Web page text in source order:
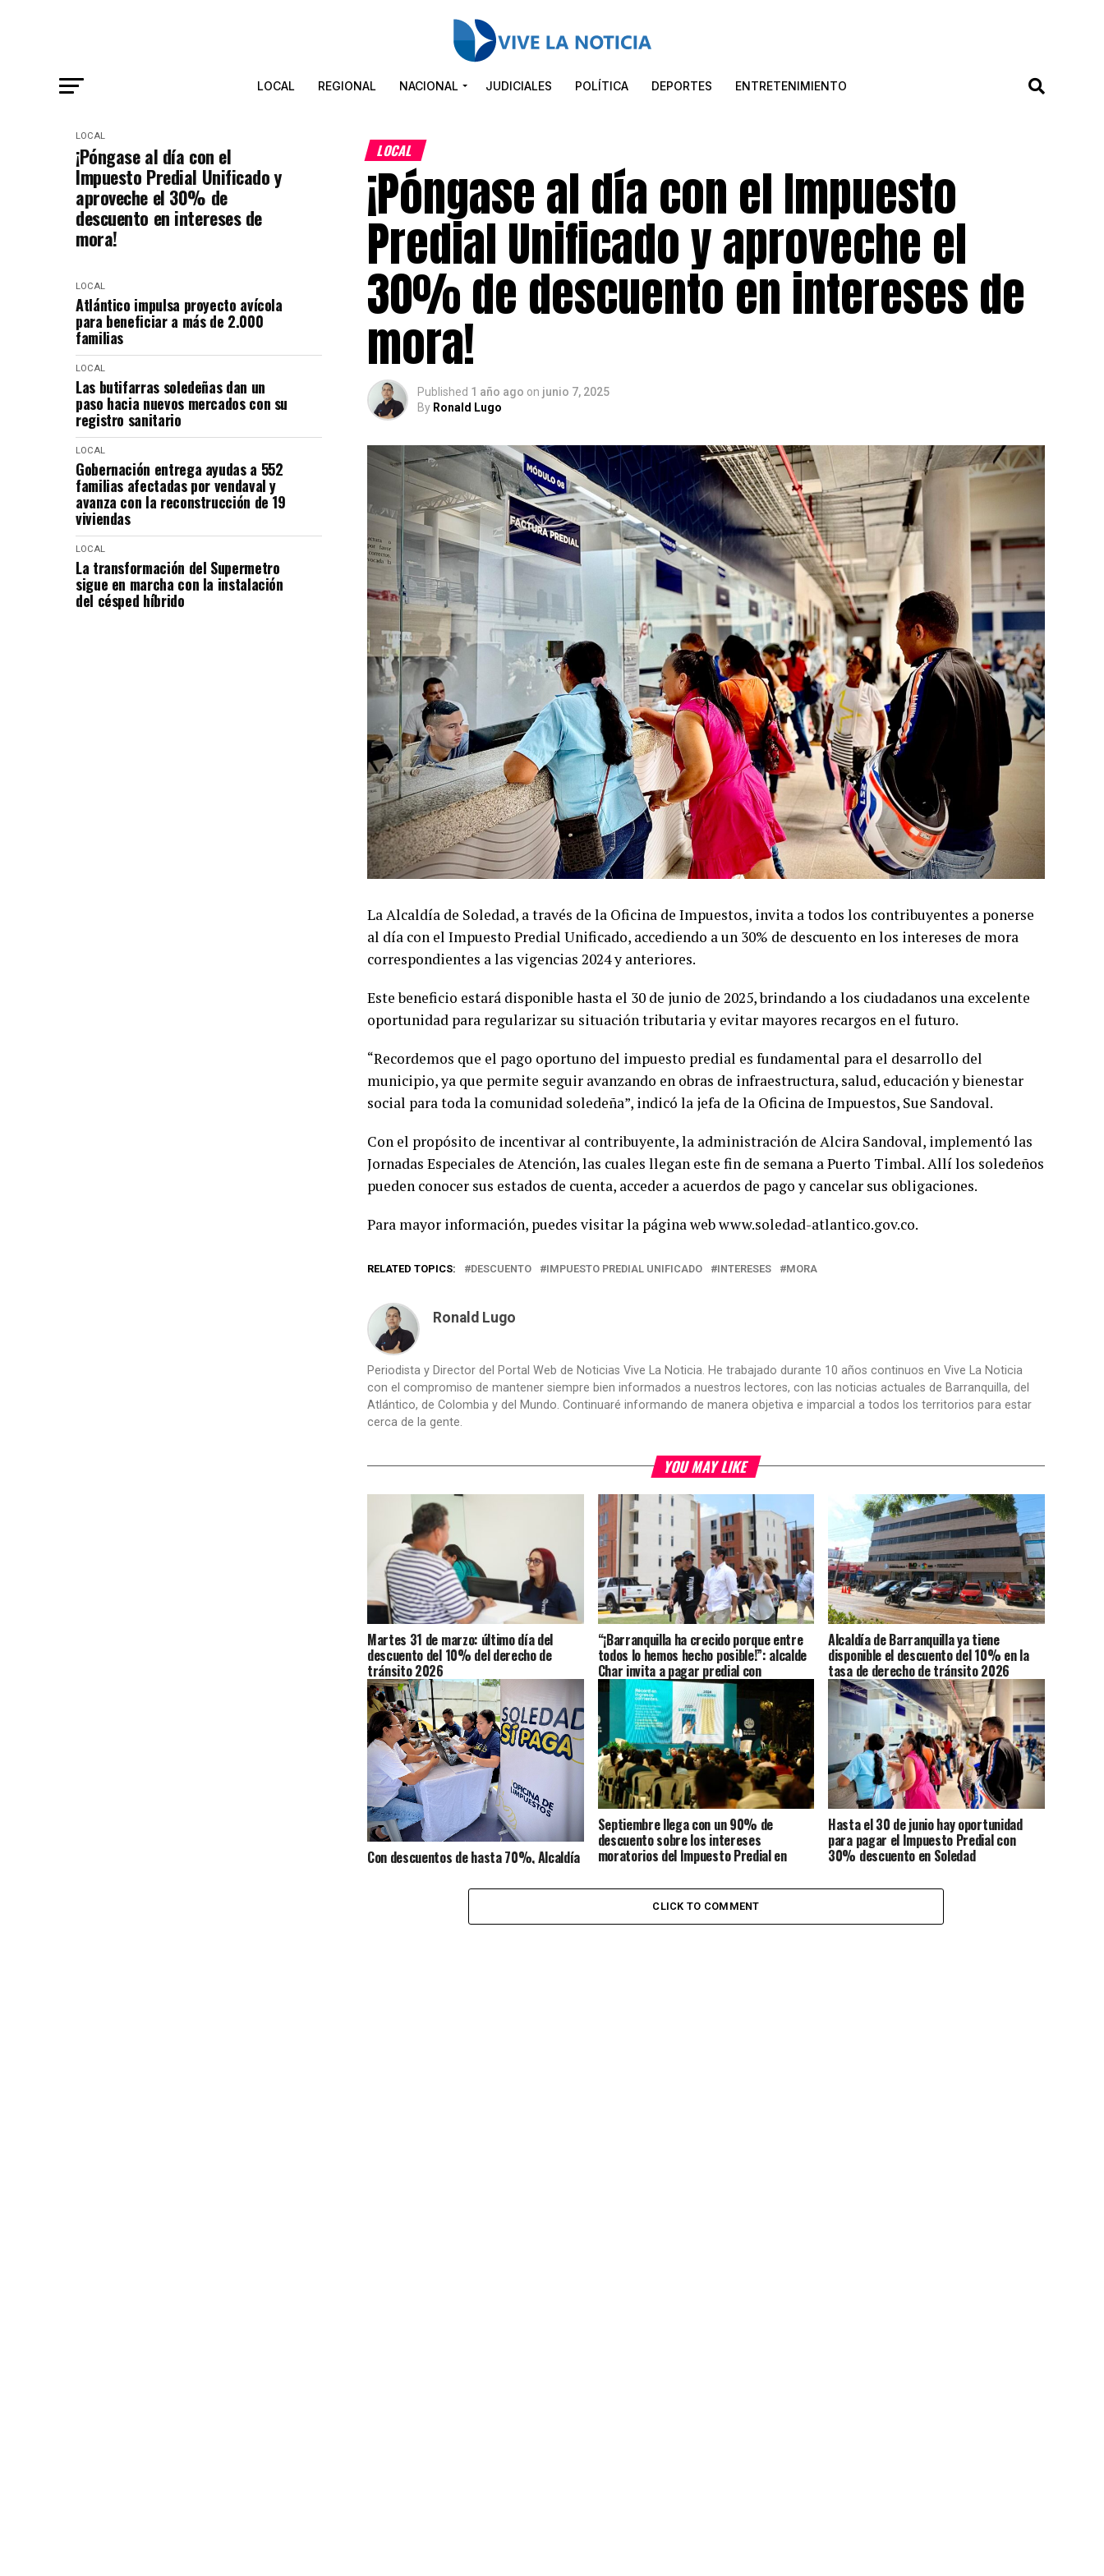
LOCAL REGIONAL NACIONAL JUDICIALES POLÍTICA DEPORTES ENTRETENIMIENTO
LOCAL
¡Póngase al día con el
Impuesto Predial Unificado y
aproveche el 30% de
descuento en intereses de
mora!
LOCAL
Atlántico impulsa proyecto avícola
para beneficiar a más de 2.000
familias
LOCAL
Las butifarras soledeñas dan un
paso hacia nuevos mercados con su
registro sanitario
LOCAL
Gobernación entrega ayudas a 552
familias afectadas por vendaval y
avanza con la reconstrucción de 19
viviendas
LOCAL
La transformación del Supermetro
sigue en marcha con la instalación
del césped híbrido
LOCAL
¡Póngase al día con el Impuesto
Predial Unificado y aproveche el
30% de descuento en intereses de
mora!
Published 1 año ago on junio 7, 2025
By Ronald Lugo
La Alcaldía de Soledad, a través de la Oficina de Impuestos, invita a todos los contribuyentes a ponerse
al día con el Impuesto Predial Unificado, accediendo a un 30% de descuento en los intereses de mora
correspondientes a las vigencias 2024 y anteriores.
Este beneficio estará disponible hasta el 30 de junio de 2025, brindando a los ciudadanos una excelente
oportunidad para regularizar su situación tributaria y evitar mayores recargos en el futuro.
“Recordemos que el pago oportuno del impuesto predial es fundamental para el desarrollo del
municipio, ya que permite seguir avanzando en obras de infraestructura, salud, educación y bienestar
social para toda la comunidad soledeña”, indicó la jefa de la Oficina de Impuestos, Sue Sandoval.
Con el propósito de incentivar al contribuyente, la administración de Alcira Sandoval, implementó las
Jornadas Especiales de Atención, las cuales llegan este fin de semana a Puerto Timbal. Allí los soledeños
pueden conocer sus estados de cuenta, acceder a acuerdos de pago y cancelar sus obligaciones.
Para mayor información, puedes visitar la página web www.soledad-atlantico.gov.co.
RELATED TOPICS: DESCUENTO IMPUESTO PREDIAL UNIFICADO INTERESES MORA
Ronald Lugo
Periodista y Director del Portal Web de Noticias Vive La Noticia. He trabajado durante 10 años continuos en Vive La Noticia
con el compromiso de mantener siempre bien informados a nuestros lectores, con las noticias actuales de Barranquilla, del
Atlántico, de Colombia y del Mundo. Continuaré informando de manera objetiva e imparcial a todos los territorios para estar
cerca de la gente.
YOU MAY LIKE
Martes 31 de marzo: último día del
descuento del 10% del derecho de
tránsito 2026
“¡Barranquilla ha crecido porque entre
todos lo hemos hecho posible!”: alcalde
Char invita a pagar predial con
descuento
Alcaldía de Barranquilla ya tiene
disponible el descuento del 10% en la
tasa de derecho de tránsito 2026
Con descuentos de hasta 70%, Alcaldía
tributarios para contribuyentes en
Septiembre llega con un 90% de
descuento sobre los intereses
moratorios del Impuesto Predial en
Hasta el 30 de junio hay oportunidad
para pagar el Impuesto Predial con
30% descuento en Soledad
CLICK TO COMMENT